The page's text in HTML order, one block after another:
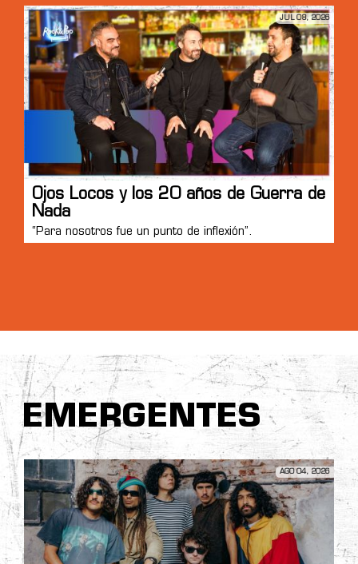
JUL 08, 2026
Ojos Locos y los 20 años de Guerra de
Nada
“Para nosotros fue un punto de inflexión”.
EMERGENTES
AGO 04, 2026